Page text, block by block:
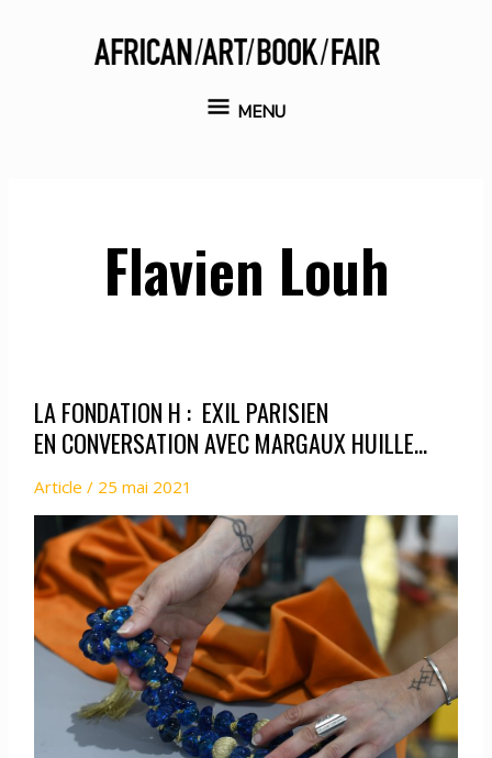
MENU
MENU
Flavien Louh
LA FONDATION H : EXIL PARISIEN
EN CONVERSATION AVEC MARGAUX HUILLE…
Article / 25 mai 2021